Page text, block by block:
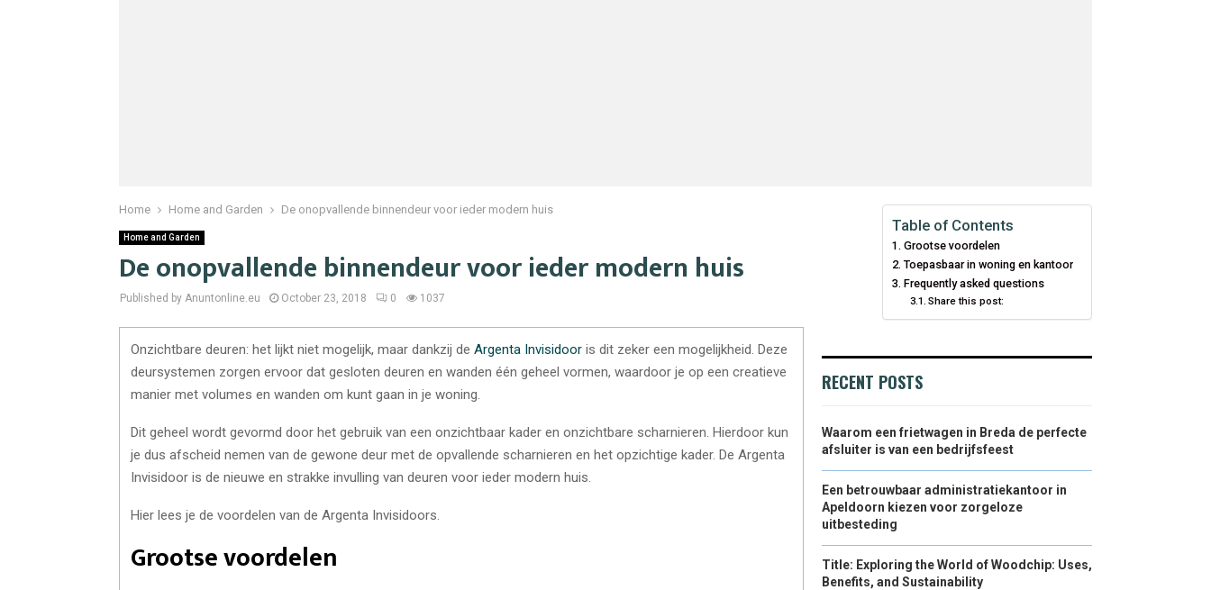
Home Home and Garden De onopvallende binnendeur voor ieder modern huis
Home and Garden
De onopvallende binnendeur voor ieder modern huis
Published by Anuntonline.eu October 23, 2018 0 1037
Onzichtbare deuren: het lijkt niet mogelijk, maar dankzij de Argenta Invisidoor is dit zeker een mogelijkheid. Deze
deursystemen zorgen ervoor dat gesloten deuren en wanden één geheel vormen, waardoor je op een creatieve
manier met volumes en wanden om kunt gaan in je woning.
Dit geheel wordt gevormd door het gebruik van een onzichtbaar kader en onzichtbare scharnieren. Hierdoor kun
je dus afscheid nemen van de gewone deur met de opvallende scharnieren en het opzichtige kader. De Argenta
Invisidoor is de nieuwe en strakke invulling van deuren voor ieder modern huis.
Hier lees je de voordelen van de Argenta Invisidoors.
Grootse voordelen
Table of Contents
Grootse voordelen
Toepasbaar in woning en kantoor
Frequently asked questions
Share this post:
RECENT POSTS
Waarom een frietwagen in Breda de perfecte
afsluiter is van een bedrijfsfeest
Een betrouwbaar administratiekantoor in
Apeldoorn kiezen voor zorgeloze
uitbesteding
Title: Exploring the World of Woodchip: Uses,
Benefits, and Sustainability